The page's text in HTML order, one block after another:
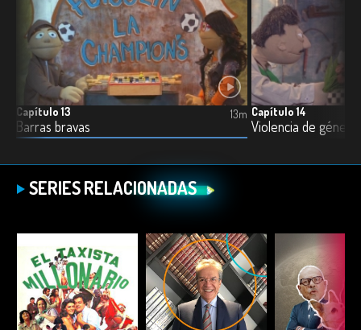
Capítulo 13
Barras bravas
13m Capítulo 14
Violencia de género
SERIES RELACIONADAS